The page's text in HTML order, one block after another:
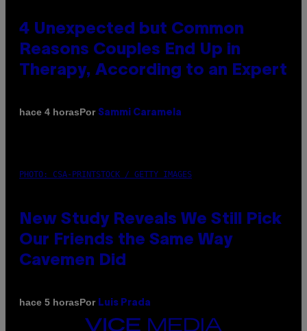
4 Unexpected but Common
Reasons Couples End Up in
Therapy, According to an Expert
hace 4 horasPor Sammi Caramela
PHOTO: CSA-PRINTSTOCK / GETTY IMAGES
New Study Reveals We Still Pick
Our Friends the Same Way
Cavemen Did
hace 5 horasPor Luis Prada
VICE